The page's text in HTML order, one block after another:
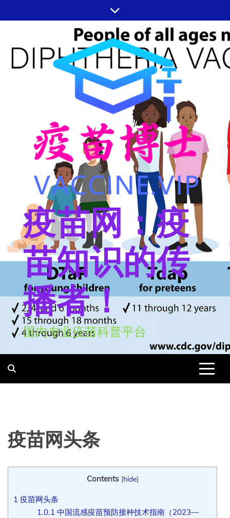
至
疫苗网：疫
苗知识的传
播者！
国内专业疫苗科普平台
疫苗网头条
Contents [hide]
1 疫苗网头条
1.0.1 中国流感疫苗预防接种技术指南（2023—